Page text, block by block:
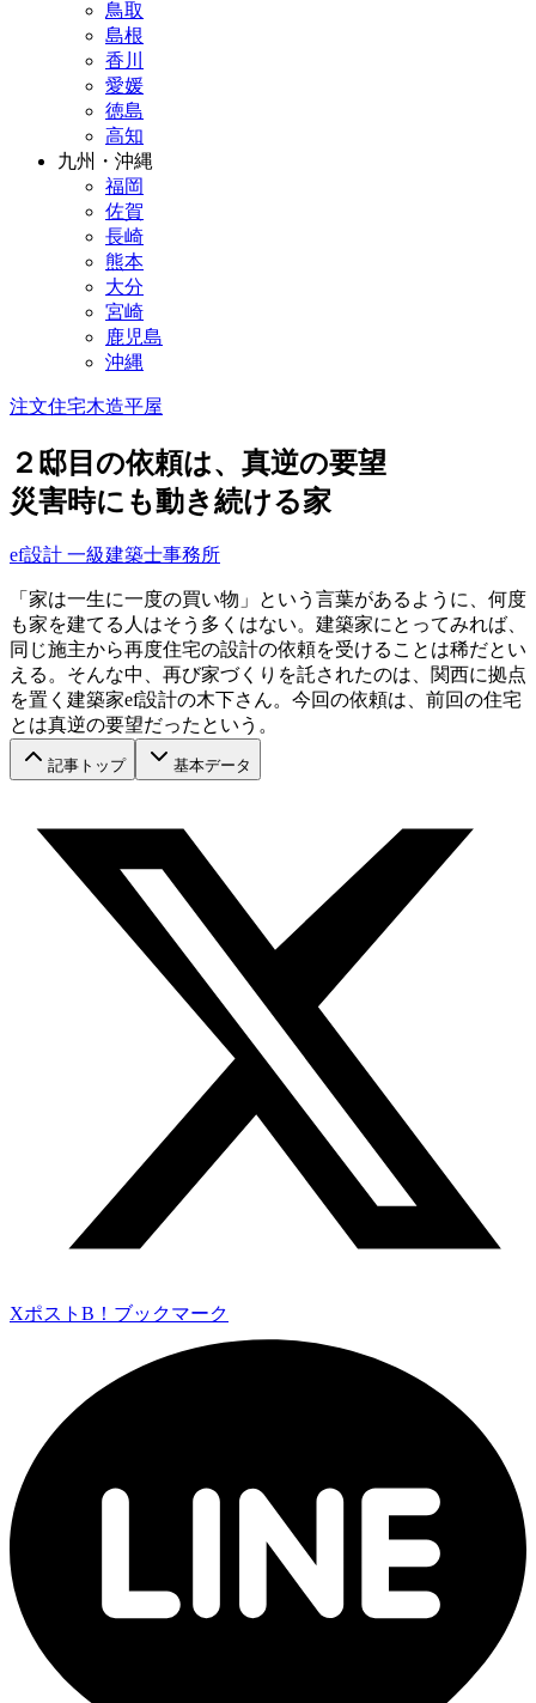
鳥取
島根
香川
愛媛
徳島
高知
九州・沖縄
福岡
佐賀
長崎
熊本
大分
宮崎
鹿児島
沖縄
注文住宅木造平屋
２邸目の依頼は、真逆の要望
災害時にも動き続ける家
ef設計 一級建築士事務所
「家は一生に一度の買い物」という言葉があるように、何度
も家を建てる人はそう多くはない。建築家にとってみれば、
同じ施主から再度住宅の設計の依頼を受けることは稀だとい
える。そんな中、再び家づくりを託されたのは、関西に拠点
を置く建築家ef設計の木下さん。今回の依頼は、前回の住宅
とは真逆の要望だったという。
記事トップ 基本データ
Xポスト B！ブックマーク